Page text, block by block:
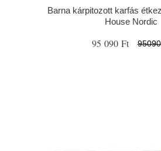
Barna kárpitozott karfás
House Nordic
95 090 Ft